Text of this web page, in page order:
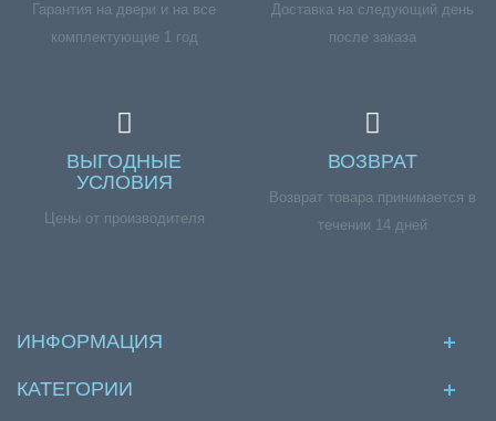
Гарантия на двери и на все
комплектующие 1 год
Доставка на следующий день
после заказа
ВЫГОДНЫЕ
УСЛОВИЯ
Цены от производителя
ВОЗВРАТ
Возврат товара принимается в
течении 14 дней
ИНФОРМАЦИЯ
КАТЕГОРИИ